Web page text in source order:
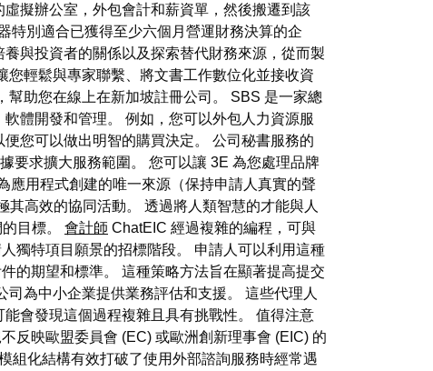
擬辦公室，外包會計和薪資單，然後搬遷到該
特別適合已獲得至少六個月營運財務決算的企
與投資者的關係以及探索替代財務來源，從而製
輕鬆與專家聯繫、將文書工作數位化並接收資
助您在線上在新加坡註冊公司。 SBS 是一家總
體開發和管理。 例如，您可以外包人力資源服
您可以做出明智的購買決定。 公司秘書服務的
要求擴大服務範圍。 您可以讓 3E 為您處理品牌
應用程式創建的唯一來源（保持申請人真實的聲
高效的協同活動。 透過將人類智慧的才能與人
目標。 會計師 ChatEIC 經過複雜的編程，可與
獨特項目願景的招標階段。 申請人可以利用這種
的期望和標準。 這種策略方法旨在顯著提高提交
為中小企業提供業務評估和支援。 這些代理人
會發現這個過程複雜且具有挑戰性。 值得注意
反映歐盟委員會 (EC) 或歐洲創新理事會 (EIC) 的
組化結構有效打破了使用外部諮詢服務時經常遇